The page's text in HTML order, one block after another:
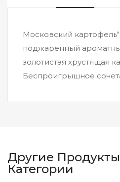
Московский
поджаренный
золотистая хрустящая
Беспроигрышное
Другие
Категории